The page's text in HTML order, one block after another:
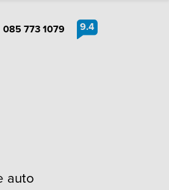
9.4
085 773 1079
auto